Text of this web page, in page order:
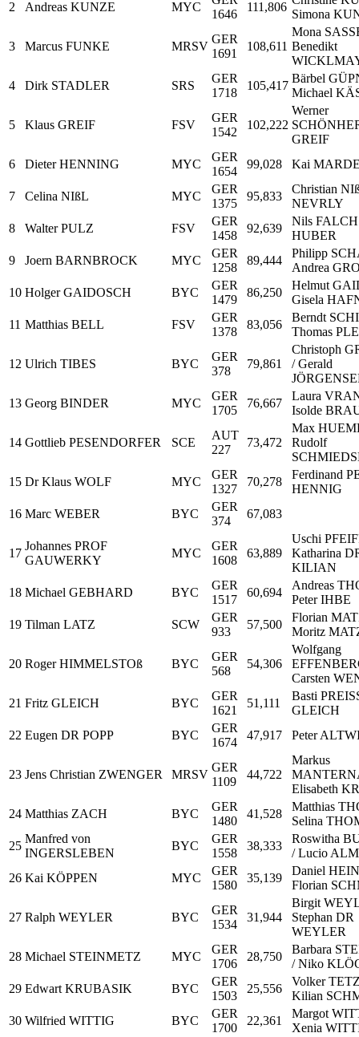
2 Andreas KUNZE MYC
1646
111,806
Simona
3 Marcus FUNKE MRSV
GER
1691
108,611
Mona
Benedikt
4
Dirk STADLER SRS
GER
1718
105,417
Bärbel
Michael
5 Klaus GREIF FSV
GER
1542
102,222
Werner
GREIF
6
Dieter HENNING MYC
GER
1654
99,028 Kai
7 Celina NIßL MYC
GER
1375
95,833
Christian
NEVRLY
8
Walter PULZ FSV
GER
1458
92,639
Nils FALCH
HUBER
9
Joern BARNBROCK MYC
GER
1258
89,444
Philipp
Andrea
10 Holger GAIDOSCH BYC
GER
1479
86,250
Helmut
Gisela
11 Matthias BELL FSV
GER
1378
83,056
Berndt
Thomas
12 Ulrich TIBES BYC
GER
378
79,861
Christoph
/ Gerald
13 Georg BINDER MYC
GER
1705
76,667
Laura
Isolde
14 Gottlieb PESENDORFER SCE
AUT
227
73,472
Max
Rudolf
15 Dr Klaus WOLF MYC
GER
1327
70,278
Ferdinand
HENNIG
16 Marc WEBER BYC
GER
374
67,083
17
Johannes PROF
GAUWERKY
MYC
GER
1608
63,889
Uschi
Katharina
KILIAN
18 Michael GEBHARD BYC
GER
1517
60,694
Andreas
Peter IHBE
19 Tilman LATZ SCW
GER
933
57,500
Florian
Moritz
20 Roger HIMMELSTOß BYC
GER
568
54,306
Wolfgang
Carsten
21 Fritz GLEICH BYC
GER
1621
51,111
Basti
GLEICH
22 Eugen DR POPP BYC
GER
1674
47,917 Peter
23 Jens Christian ZWENGER MRSV
GER
1109
44,722
Markus
Elisabeth
24 Matthias ZACH BYC
GER
1480
41,528
Matthias
Selina
25
Manfred von
INGERSLEBEN
BYC
GER
1558
38,333
Roswitha
/ Lucio
26 Kai KÖPPEN MYC
GER
1580
35,139
Daniel
Florian
27 Ralph WEYLER BYC
GER
1534
31,944
Birgit
Stephan DR
WEYLER
28 Michael STEINMETZ MYC
GER
1706
28,750
Barbara
/ Niko
29 Edwart KRUBASIK BYC
GER
1503
25,556
Volker
Kilian
30 Wilfried WITTIG BYC
GER
1700
22,361
Margot
Xenia